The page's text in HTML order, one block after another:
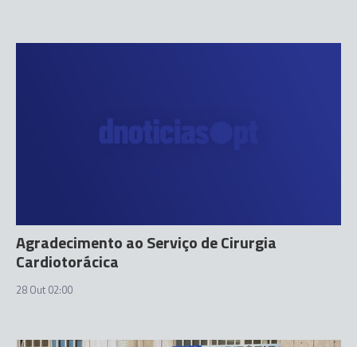
Agradecimento ao Serviço de Cirurgia
Cardiotorácica
28 Out 02:00